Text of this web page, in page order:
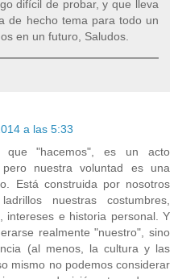
difícil de probar, y que lleva
de hecho tema para todo un
en un futuro, Saludos.
a las 5:33
que "hacemos", es un acto
pero nuestra voluntad es una
Está construida por nosotros
nuestras costumbres,
intereses e historia personal. Y
realmente "nuestro", sino
(al menos, la cultura y las
mismo no podemos considerar